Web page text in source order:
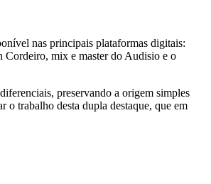
nas principais plataformas digitais:
Cordeiro, mix e master do Audisio e o
preservando a origem simples
o trabalho desta dupla destaque, que em